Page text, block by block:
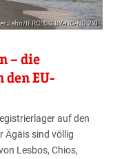
Jahn/IFRC; CC BY-NC-ND 2.0
– die
den EU-
auf den
Ägäis sind völlig
Lesbos, Chios,